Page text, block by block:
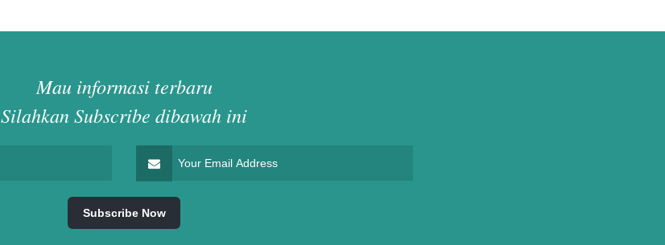
Mau informasi terbaru
Silahkan Subscribe dibawah ini